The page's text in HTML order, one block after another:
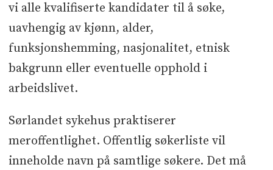
vi alle kvalifiserte kandidater til å søke,
uavhengig av kjønn, alder,
funksjonshemming, nasjonalitet, etnisk
bakgrunn eller eventuelle opphold i
arbeidslivet.
Sørlandet sykehus praktiserer
meroffentlighet. Offentlig søkerliste vil
inneholde navn på samtlige søkere. Det må